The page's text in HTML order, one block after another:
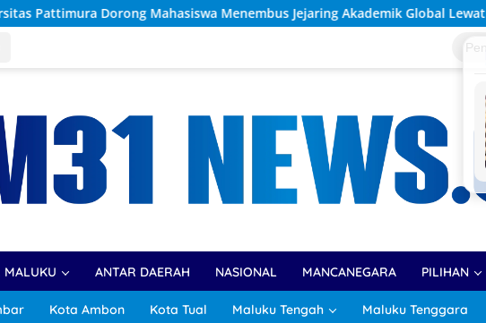
Menembus Jejaring Akademik Global Lewat Kolaborasi Diaspora Indonesia
MALUKU ANTAR DAERAH NASIONAL MANCANEGARA PILIHAN
Kota Ambon Kota Tual Maluku Tengah Maluku Tenggara